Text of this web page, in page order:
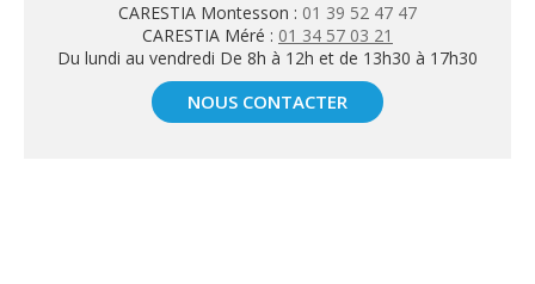
CARESTIA Montesson : 01 39 52 47 47
CARESTIA Méré : 01 34 57 03 21
Du lundi au vendredi De 8h à 12h et de 13h30 à 17h30
NOUS CONTACTER